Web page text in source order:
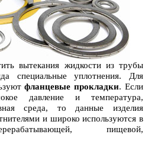
вытекания жидкости из трубы
специальные уплотнения. Для
фланцевые прокладки. Если
давление и температура,
среда, то данные изделия
и широко используются в
пищевой,